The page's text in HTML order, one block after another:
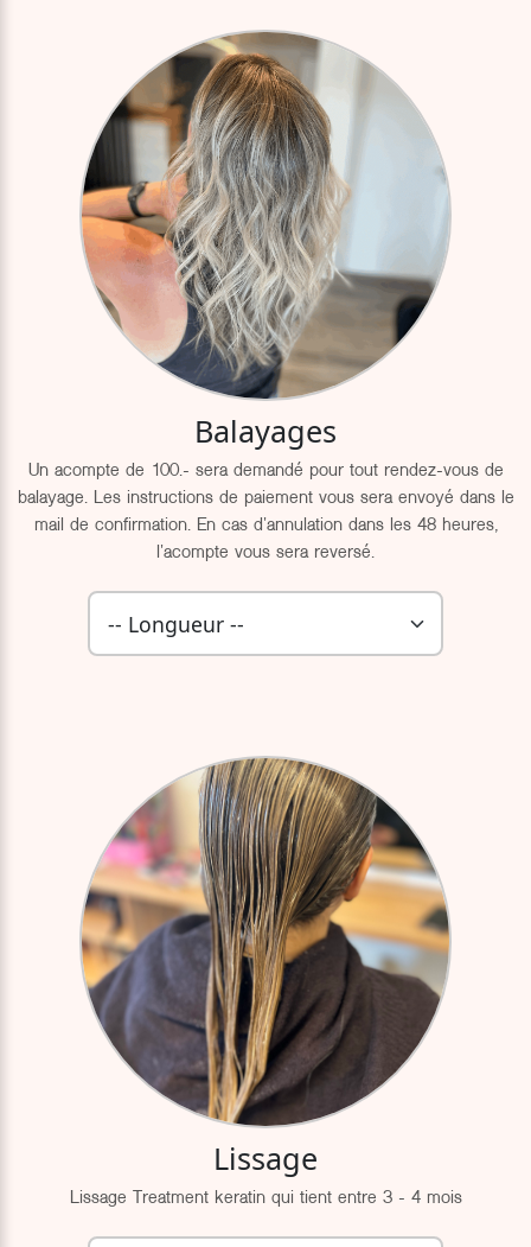
Balayages
Un acompte de 100.- sera demandé pour tout rendez-vous de
balayage. Les instructions de paiement vous sera envoyé dans le
mail de confirmation. En cas d'annulation dans les 48 heures,
l'acompte vous sera reversé.
Lissage
Lissage Treatment keratin qui tient entre 3 - 4 mois